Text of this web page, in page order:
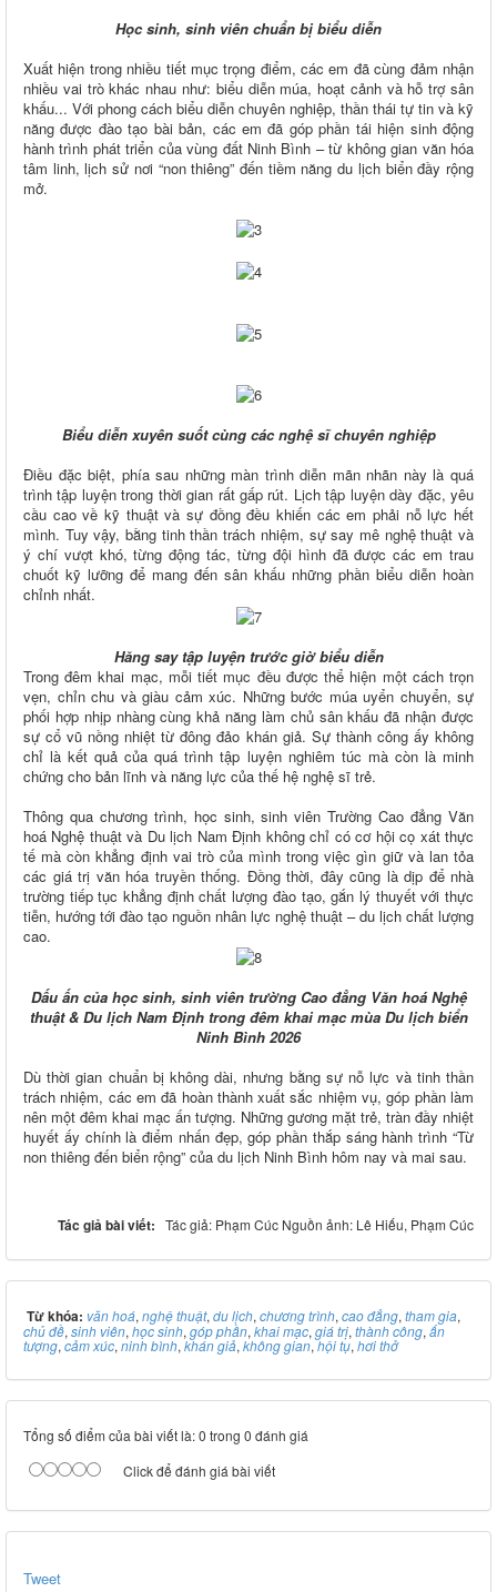
Học sinh, sinh viên chuẩn bị biểu diễn
Xuất hiện trong nhiều tiết mục trọng điểm, các em đã cùng đảm nhận
nhiều vai trò khác nhau như: biểu diễn múa, hoạt cảnh và hỗ trợ sân
khấu... Với phong cách biểu diễn chuyên nghiệp, thần thái tự tin và kỹ
năng được đào tạo bài bản, các em đã góp phần tái hiện sinh động
hành trình phát triển của vùng đất Ninh Bình – từ không gian văn hóa
tâm linh, lịch sử nơi “non thiêng” đến tiềm năng du lịch biển đầy rộng
mở.
Biểu diễnxuyên suốtcùng các nghệ sĩ chuyên nghiệp
Điều đặc biệt, phía sau những màn trình diễn mãn nhãn này là quá
trình tập luyện trong thời gian rất gấp rút. Lịch tập luyện dày đặc, yêu
cầu cao về kỹ thuật và sự đồng đều khiến các em phải nỗ lực hết
mình. Tuy vậy, bằng tinh thần trách nhiệm, sự say mê nghệ thuật và
ý chí vượt khó, từng động tác, từng đội hình đã được các em trau
chuốt kỹ lưỡng để mang đến sân khấu những phần biểu diễn hoàn
chỉnh nhất.
Hăng say tập luyện trước giờbiểu diễn
Trong đêm khai mạc, mỗi tiết mục đều được thể hiện một cách trọn
vẹn, chỉn chu và giàu cảm xúc. Những bước múa uyển chuyển, sự
phối hợp nhịp nhàng cùng khả năng làm chủ sân khấu đã nhận được
sự cổ vũ nồng nhiệt từ đông đảo khán giả. Sự thành công ấy không
chỉ là kết quả của quá trình tập luyện nghiêm túc mà còn là minh
chứng cho bản lĩnh và năng lực của thế hệ nghệ sĩ trẻ.
Thông qua chương trình, học sinh, sinh viên Trường Cao đẳng Văn
hoá Nghệ thuật và Du lịch Nam Định không chỉ có cơ hội cọ xát thực
tế mà còn khẳng định vai trò của mình trong việc gìn giữ và lan tỏa
các giá trị văn hóa truyền thống. Đồng thời, đây cũng là dịp để nhà
trường tiếp tục khẳng định chất lượng đào tạo, gắn lý thuyết với thực
tiễn, hướng tới đào tạo nguồn nhân lực nghệ thuật – du lịch chất lượng
cao.
Dấu ấn của học sinh, sinh viên trường Cao đẳng Văn hoá Nghệ
thuật & Du lịch Nam Định trong đêm khai mạc mùa Du lịch biển
Ninh Bình 2026
Dù thời gian chuẩn bị không dài, nhưng bằng sự nỗ lực và tinh thần
trách nhiệm, các em đã hoàn thành xuất sắc nhiệm vụ, góp phần làm
nên một đêm khai mạc ấn tượng. Những gương mặt trẻ, tràn đầy nhiệt
huyết ấy chính là điểm nhấn đẹp, góp phần thắp sáng hành trình “Từ
non thiêng đến biển rộng” của du lịch Ninh Bình hôm nay và mai sau.
Tác giả bài viết: Tác giả: Phạm Cúc Nguồn ảnh: Lê Hiếu, Phạm Cúc
Từ khóa: văn hoá,nghệ thuật,du lịch,chương trình,cao đẳng,tham gia,
chủ đề,sinh viên,học sinh,góp phần,khai mạc,giá trị,thành công,ấn
tượng,cảm xúc,ninh bình,khán giả,không gian,hội tụ,hơi thở
Tổng số điểm của bài viết là: 0 trong 0 đánh giá
Click để đánh giá bài viết
Tweet